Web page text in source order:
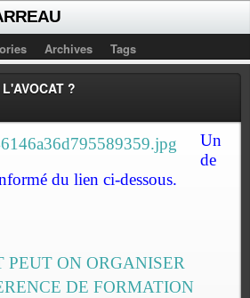
Archives Tags
?
Un
de
du lien ci-dessous.
PEUT ON ORGANISER
DE FORMATION